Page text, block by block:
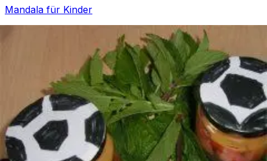
Mandala für Kinder